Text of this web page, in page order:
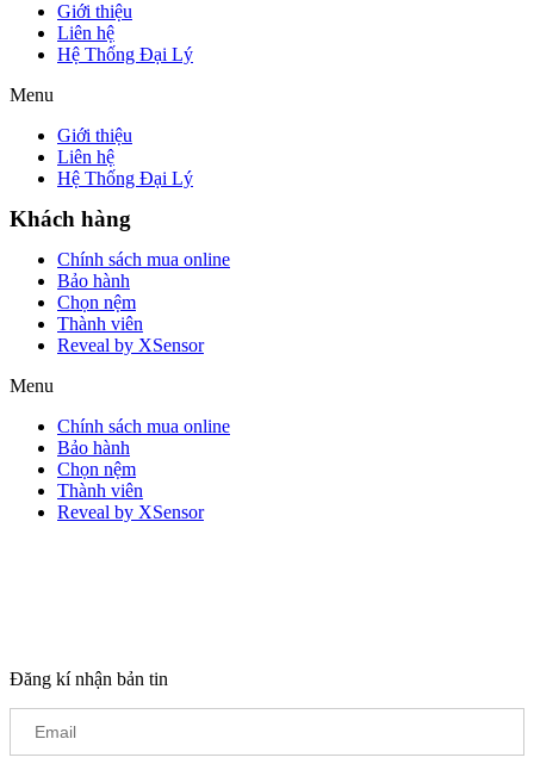
Giới thiệu
Liên hệ
Hệ Thống Đại Lý
Menu
Giới thiệu
Liên hệ
Hệ Thống Đại Lý
Khách hàng
Chính sách mua online
Bảo hành
Chọn nệm
Thành viên
Reveal by XSensor
Menu
Chính sách mua online
Bảo hành
Chọn nệm
Thành viên
Reveal by XSensor
Đăng kí nhận bản tin